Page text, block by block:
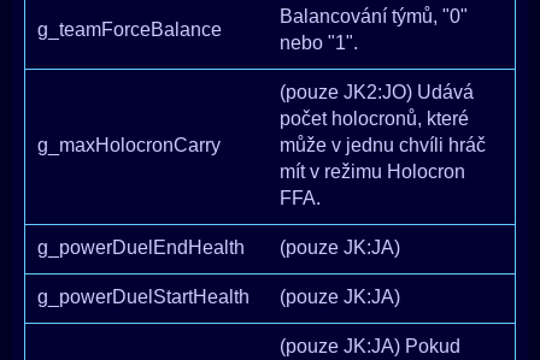
g_teamForceBalance
Balancování týmů, "0"
nebo "1".
g_maxHolocronCarry
(pouze JK2:JO) Udává
počet holocronů, které
může v jednu chvíli hráč
mít v režimu Holocron
FFA.
g_powerDuelEndHealth (pouze JK:JA)
g_powerDuelStartHealth (pouze JK:JA)
(pouze JK:JA) Pokud